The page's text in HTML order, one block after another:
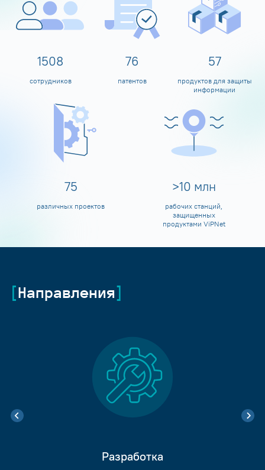
1600
сотрудников
80
патентов
60
продуктов для защиты
информации
80
различных проектов
>10 млн
рабочих станций,
защищенных
продуктами ViPNet
Направления
Разработка